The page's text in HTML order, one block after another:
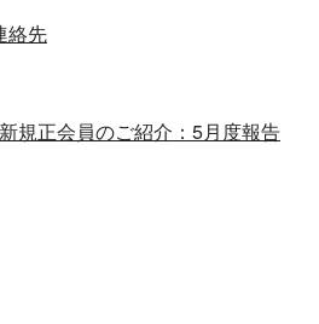
絡先
新規正会員のご紹介：5月度報告